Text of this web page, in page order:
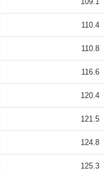
110.4
110.8
116.6
120.4
121.5
124.8
125.3